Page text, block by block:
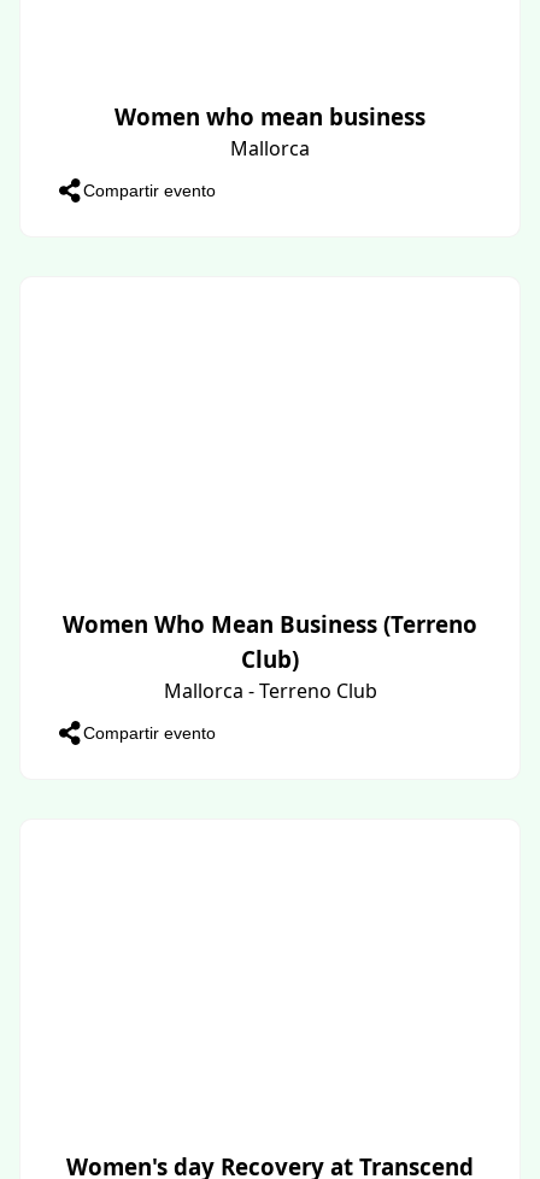
Women who mean business
Mallorca
Compartir evento
Women Who Mean Business (Terreno
Club)
Mallorca - Terreno Club
Compartir evento
Women's day Recovery at Transcend